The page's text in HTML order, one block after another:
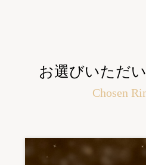
お選びいただ
Chosen